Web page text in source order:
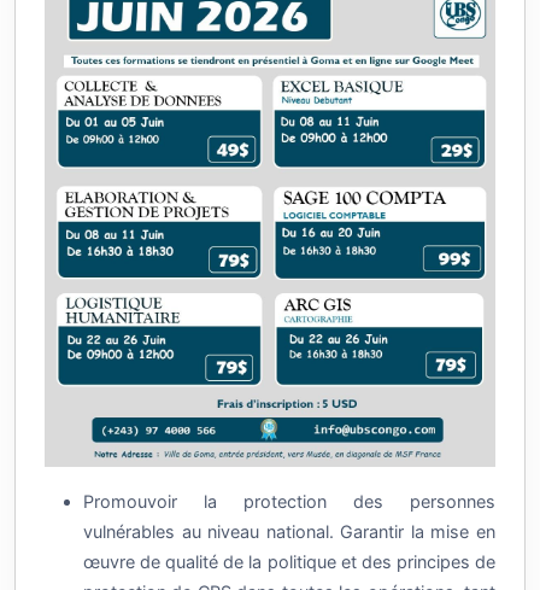
vulnérables au niveau national. Garantir la mise en
œuvre de qualité de la politique et des principes de
protection de CRS dans toutes les opérations, tant